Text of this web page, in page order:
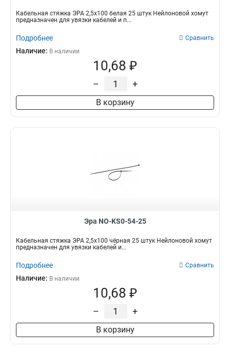
Кабельная стяжка ЭРА 2,5х100 белая 25 штук Нейлоновой хомут
предназначен для увязки кабелей и п...
Подробнее Сравнить
Наличие: В наличии
10,68 ₽
– +
В корзину
Эра NO-KS0-54-25
Кабельная стяжка ЭРА 2,5х100 чёрная 25 штук Нейлоновой хомут
предназначен для увязки кабелей и...
Подробнее Сравнить
Наличие: В наличии
10,68 ₽
– +
В корзину